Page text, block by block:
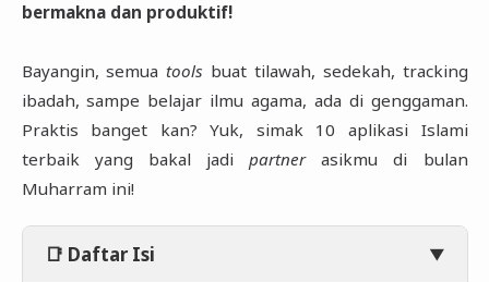
bermakna dan produktif!
Bayangin, semuatools buat tilawah, sedekah, tracking
ibadah, sampe belajar ilmu agama, ada di genggaman.
Praktis banget kan? Yuk, simak 10 aplikasi Islami
terbaik yang bakal jadipartnerasikmu di bulan
Muharram ini!
📑 Daftar Isi ▼